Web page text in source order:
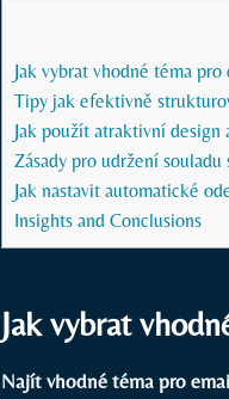
Jak vybrat vhodné téma
Tipy jak efektivně
Jak použít atraktivní
Zásady pro udržení
Jak nastavit automatické
Insights and Conclusions
Jak vybrat
Najít vhodné téma pro